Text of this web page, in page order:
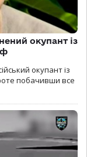
окупант із
окупант із
побачивши все